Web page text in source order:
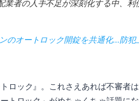
者の人手不足が深刻化する中、利
のオートロック開錠を共通化…防
ロック』。これさえあれば不審者